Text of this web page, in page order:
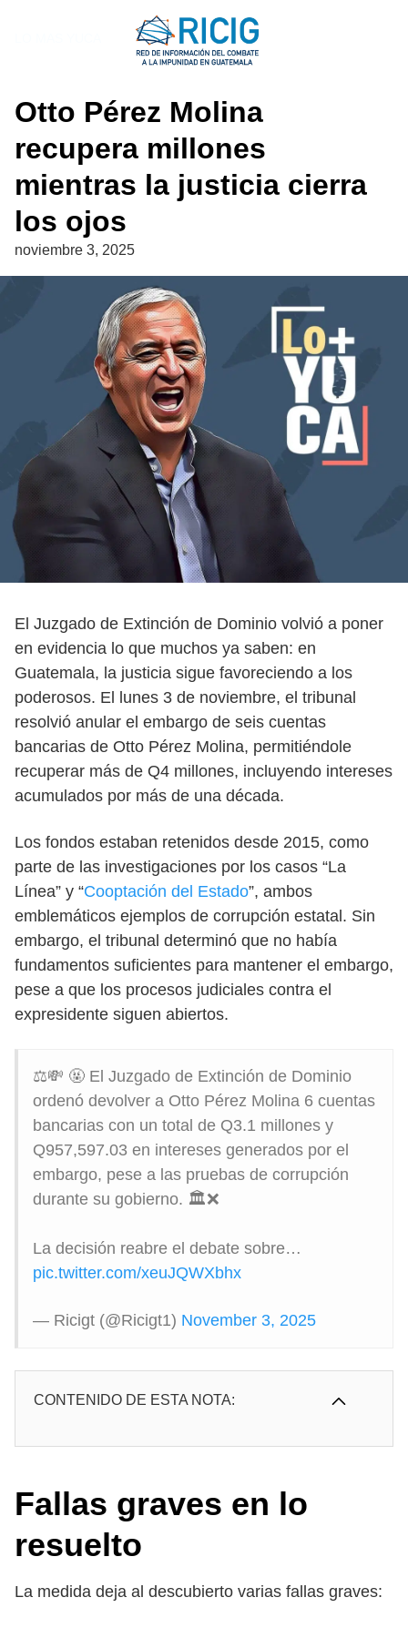
Otto Pérez Molina
recupera millones
mientras la justicia cierra
los ojos
noviembre 3, 2025
El Juzgado de Extinción de Dominio volvió a poner
en evidencia lo que muchos ya saben: en
Guatemala, la justicia sigue favoreciendo a los
poderosos. El lunes 3 de noviembre, el tribunal
resolvió anular el embargo de seis cuentas
bancarias de Otto Pérez Molina, permitiéndole
recuperar más de Q4 millones, incluyendo intereses
acumulados por más de una década.
Los fondos estaban retenidos desde 2015, como
parte de las investigaciones por los casos “La
Línea” y “Cooptación del Estado”, ambos
emblemáticos ejemplos de corrupción estatal. Sin
embargo, el tribunal determinó que no había
fundamentos suficientes para mantener el embargo,
pese a que los procesos judiciales contra el
expresidente siguen abiertos.
⚖️💸 🤬 El Juzgado de Extinción de Dominio
ordenó devolver a Otto Pérez Molina 6 cuentas
bancarias con un total de Q3.1 millones y
Q957,597.03 en intereses generados por el
embargo, pese a las pruebas de corrupción
durante su gobierno. 🏛️❌
La decisión reabre el debate sobre…
pic.twitter.com/xeuJQWXbhx
— Ricigt (@Ricigt1) November 3, 2025
CONTENIDO DE ESTA NOTA:
Fallas graves en lo
resuelto
La medida deja al descubierto varias fallas graves: